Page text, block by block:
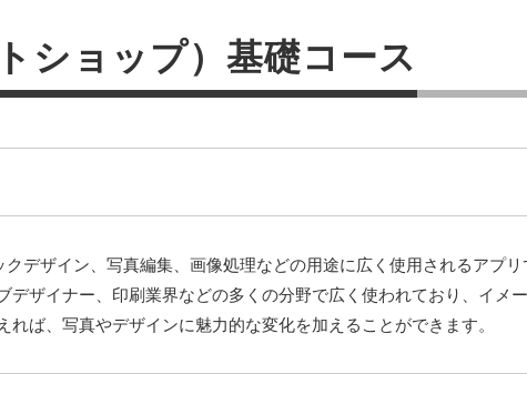
ショップ）基礎コース
デザイン、写真編集、画像処理などの用途に広く使用されるアプリ
デザイナー、印刷業界などの多くの分野で広く使われており、イメ
ば、写真やデザインに魅力的な変化を加えることができます。